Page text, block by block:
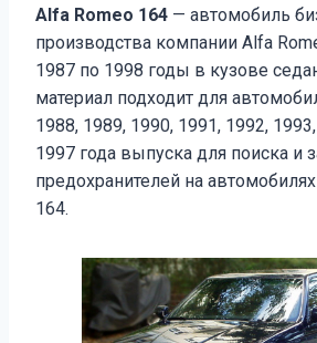
Alfa Romeo 164 — автомобиль
производства компании Alfa
1987 по 1998 годы в кузове
материал подходит для
1988, 1989, 1990, 1991, 1992,
1997 года выпуска для поиска и
предохранителей на
164.